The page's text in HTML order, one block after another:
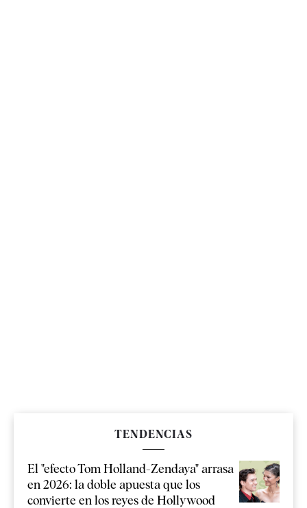
TENDENCIAS
El "efecto Tom Holland-Zendaya" arrasa
en 2026: la doble apuesta que los
convierte en los reyes de Hollywood